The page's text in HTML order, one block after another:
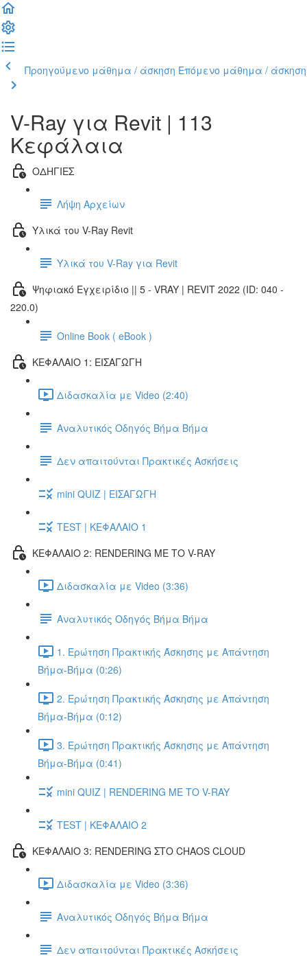
Προηγούμενο μάθημα / άσκηση Επόμενο μάθημα / άσκηση
V-Ray για Revit | 113
Κεφάλαια
ΟΔΗΓΙΕΣ
Λήψη Αρχείων
Υλικά του V-Ray Revit
Υλικά του V-Ray για Revit
Ψηφιακό Εγχειρίδιο || 5 - VRAY | REVIT 2022 (ID: 040 -
220.0)
Online Book ( eBook )
ΚΕΦΑΛΑΙΟ 1: ΕΙΣΑΓΩΓΗ
Διδασκαλία με Video (2:40)
Αναλυτικός Οδηγός Βήμα Βήμα
Δεν απαιτούνται Πρακτικές Ασκήσεις
mini QUIZ | ΕΙΣΑΓΩΓΗ
TEST | ΚΕΦΑΛΑΙΟ 1
ΚΕΦΑΛΑΙΟ 2: RENDERING ΜΕ ΤΟ V-RAY
Διδασκαλία με Video (3:36)
Αναλυτικός Οδηγός Βήμα Βήμα
1. Ερώτηση Πρακτικής Άσκησης με Απάντηση
Βήμα-Βήμα (0:26)
2. Ερώτηση Πρακτικής Άσκησης με Απάντηση
Βήμα-Βήμα (0:12)
3. Ερώτηση Πρακτικής Άσκησης με Απάντηση
Βήμα-Βήμα (0:41)
mini QUIZ | RENDERING ΜΕ ΤΟ V-RAY
TEST | ΚΕΦΑΛΑΙΟ 2
ΚΕΦΑΛΑΙΟ 3: RENDERING ΣΤΟ CHAOS CLOUD
Διδασκαλία με Video (3:36)
Αναλυτικός Οδηγός Βήμα Βήμα
Δεν απαιτούνται Πρακτικές Ασκήσεις